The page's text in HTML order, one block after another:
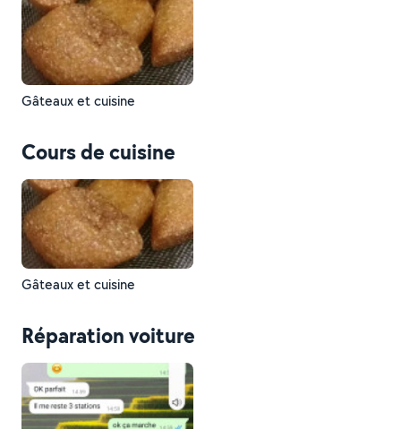
Gâteaux et cuisine
Cours de cuisine
Gâteaux et cuisine
Réparation voiture